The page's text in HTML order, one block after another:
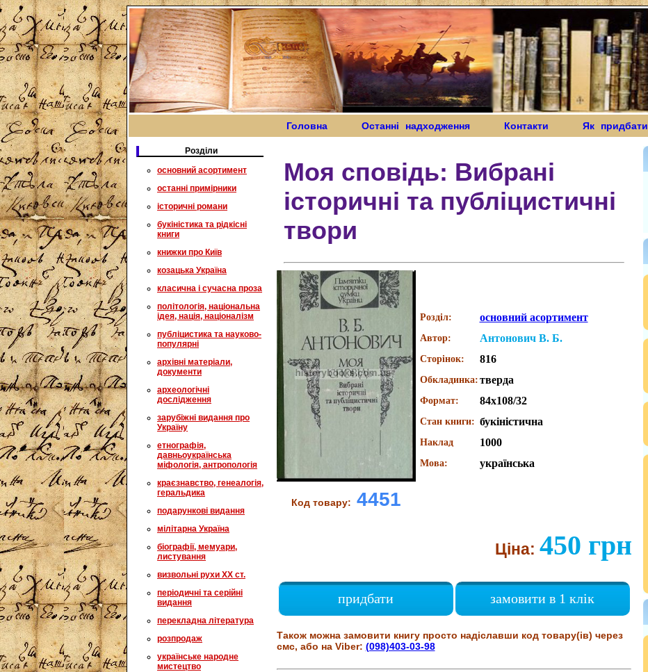
Головна Останні надходження Контакти Як придбати
Розділи
основний асортимент
останні примірники
історичні романи
букіністика та рідкісні
книги
книжки про Київ
козацька Україна
класична і сучасна проза
політологія, національна
ідея, нація, націоналізм
публіцистика та науково-
популярні
архівні матеріали,
документи
археологічні
дослідження
зарубіжні видання про
Україну
етнографія,
давньоукраїнська
міфологія, антропологія
краєзнавство, генеалогія,
геральдика
подарункові видання
мілітарна Україна
біографії, мемуари,
листування
визвольні рухи XX ст.
періодичні та серійні
видання
перекладна література
розпродаж
українське народне
мистецтво
Моя сповідь: Вибрані
історичні та публіцистичні
твори
Код товару: 4451
Розділ: основний асортимент
Автор: Антонович В. Б.
Сторінок: 816
Обкладинка: тверда
Формат: 84x108/32
Стан книги: букіністична
Наклад 1000
Мова: українська
Ціна: 450 грн
придбати замовити в 1 клік
Також можна замовити книгу просто надіславши код товару(ів) через
смс, або на Viber: (098)403-03-98